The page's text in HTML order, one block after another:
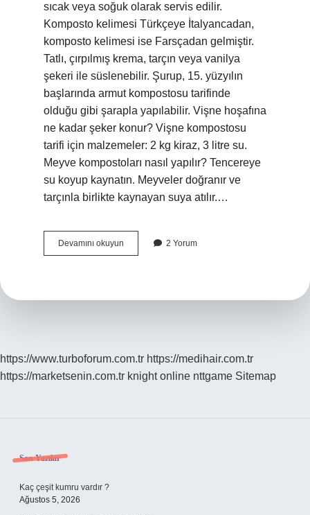
sıcak veya soğuk olarak servis edilir.
Komposto kelimesi Türkçeye İtalyancadan,
komposto kelimesi ise Farsçadan gelmiştir.
Tatlı, çırpılmış krema, tarçın veya vanilya
şekeri ile süslenebilir. Şurup, 15. yüzyılın
başlarında armut kompostosu tarifinde
olduğu gibi şarapla yapılabilir. Vişne hoşafına
ne kadar şeker konur? Vişne kompostosu
tarifi için malzemeler: 2 kg kiraz, 3 litre su.
Meyve kompostoları nasıl yapılır? Tencereye
su koyup kaynatın. Meyveler doğranır ve
tarçınla birlikte kaynayan suya atılır.…
Devamını okuyun Komposto
Şeker
2 Yorum
https://www.turboforum.com.tr https://medihair.com.tr
https://marketsenin.com.tr knight online nttgame Sitemap
Sidebar
Son Yazılar
Kaç çeşit kumru vardır ?
Ağustos 5, 2026